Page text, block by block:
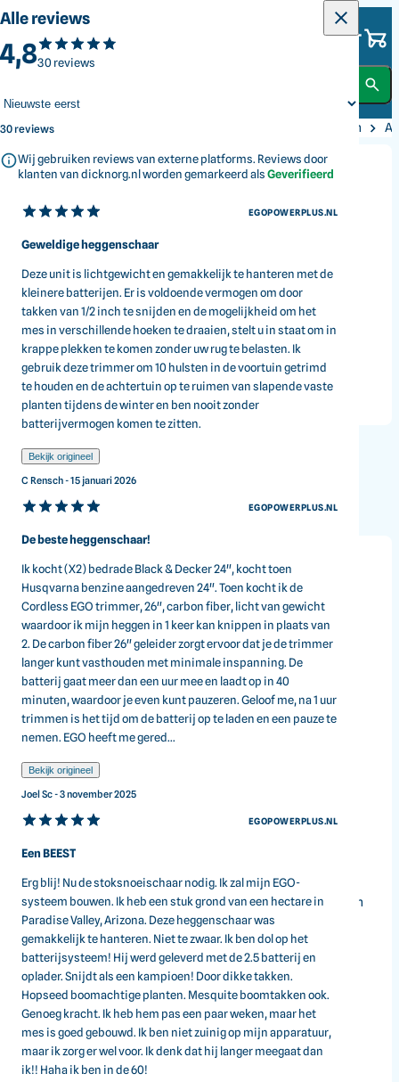
Dick Norg
Alles voor jouw tuin
Alle categorieën
Gras en Grond
Reiniging en Terrein
Accu's en Laders
Handgereedschap
Kleding
Smederij
Terug Heggenscharen
Heggenschaar HT2601E
66 cm
30beoordelingen
Artikelnummer: HT2601E
Direct leverbaar
Lasergesneden messen
Voor een nauwkeurige en zuivere snede.
Voor het efficiënt snoeien van hagen.
Draaibare handgreep
Borstelloze motor
Levert hoog vermogen met minder trillingen en geen
uitstoot.
€399,00
Incl. BTW
+€ 9,50verzending
Alle specificaties
Batterijpoort
Enkele poort
Dubbele werking
Ja
Ja
Draaibare hoofdhandgreep
Snelheidsselectie
Trigger voor voorste handgreep
Onderhoudsvrij
Onbelast toerental
3.400 tpm
Bladlengte
66 cm
Snijcapaciteit
30,5 mm
Gewicht
Alle reviews
4,830 reviews
30reviews
Wij gebruiken reviews van externe platforms. Reviews door
klanten van dicknorg.nl worden gemarkeerd alsGeverifieerd
EGOPOWERPLUS.NL
Geweldige heggenschaar
Deze unit is lichtgewicht en gemakkelijk te hanteren met de
kleinere batterijen. Er is voldoende vermogen om door
takken van 1/2 inch te snijden en de mogelijkheid om het
mes in verschillende hoeken te draaien, stelt u in staat om in
krappe plekken te komen zonder uw rug te belasten. Ik
gebruik deze trimmer om 10 hulsten in de voortuin getrimd
te houden en de achtertuin op te ruimen van slapende vaste
planten tijdens de winter en ben nooit zonder
batterijvermogen komen te zitten.
Bekijk origineel
C Rensch - 15 januari 2026
EGOPOWERPLUS.NL
De beste heggenschaar!
Ik kocht (X2) bedrade Black & Decker 24", kocht toen
Husqvarna benzine aangedreven 24". Toen kocht ik de
Cordless EGO trimmer, 26", carbon fiber, licht van gewicht
waardoor ik mijn heggen in 1 keer kan knippen in plaats van
2. De carbon fiber 26" geleider zorgt ervoor dat je de trimmer
langer kunt vasthouden met minimale inspanning. De
batterij gaat meer dan een uur mee en laadt op in 40
minuten, waardoor je even kunt pauzeren. Geloof me, na 1 uur
trimmen is het tijd om de batterij op te laden en een pauze te
nemen. EGO heeft me gered...
Bekijk origineel
Joel Sc - 3 november 2025
EGOPOWERPLUS.NL
Een BEEST
Erg blij! Nu de stoksnoeischaar nodig. Ik zal mijn EGO-
systeem bouwen. Ik heb een stuk grond van een hectare in
Paradise Valley, Arizona. Deze heggenschaar was
gemakkelijk te hanteren. Niet te zwaar. Ik ben dol op het
batterijsysteem! Hij werd geleverd met de 2.5 batterij en
oplader. Snijdt als een kampioen! Door dikke takken.
Hopseed boomachtige planten. Mesquite boomtakken ook.
Genoeg kracht. Ik heb hem pas een paar weken, maar het
mes is goed gebouwd. Ik ben niet zuinig op mijn apparatuur,
maar ik zorg er wel voor. Ik denk dat hij langer meegaat dan
ik!! Haha ik ben in de 60!